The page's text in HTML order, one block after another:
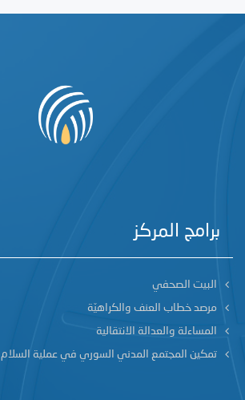
برامج المركز
البيت الصحفي
مرصد خطاب العنف والكراهيّة
المساءلة والعدالة الانتقالية
تمكين المجتمع المدني السوري في عملية السلام